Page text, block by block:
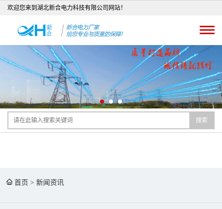
欢迎您来到湖北新合电力科技有限公司网站！
搜索
首页 >新闻资讯